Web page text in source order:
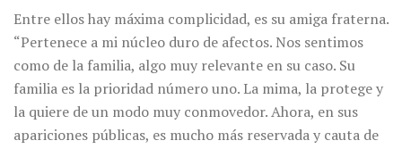
Entre ellos hay máxima complicidad, es su amiga fraterna.
“Pertenece a mi núcleo duro de afectos. Nos sentimos
como de la familia, algo muy relevante en su caso. Su
familia es la prioridad número uno. La mima, la protege y
la quiere de un modo muy conmovedor. Ahora, en sus
apariciones públicas, es mucho más reservada y cauta de